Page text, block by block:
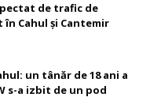
de trafic de
Cahul și Cantemir
un tânăr de 18 ani a
s-a izbit de un pod